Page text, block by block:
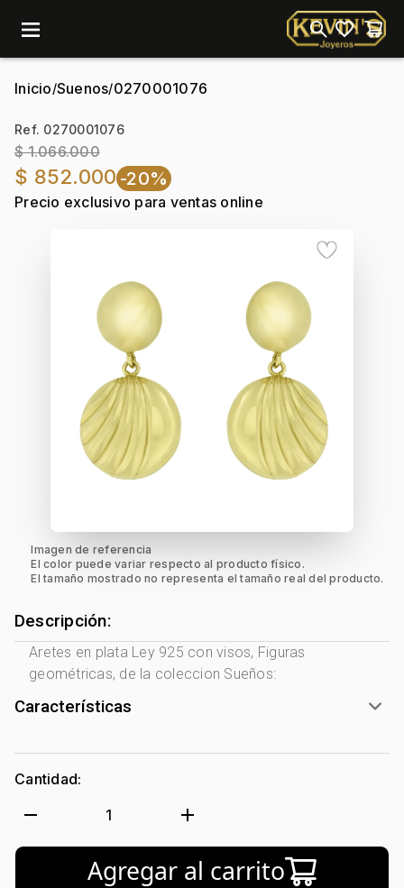
menu
Inicio/Suenos/0270001076
Ref. 0270001076
$ 1.066.000
$ 852.000-20%
Precio exclusivo para ventas online
Imagen de referencia
El color puede variar respecto al producto físico.
El tamaño mostrado no representa el tamaño real del producto.
Descripción:
Aretes en plata Ley 925 con visos, Figuras
geométricas, de la coleccion Sueños:
Características
Género: Mujer
Tono Metal:
Metal: Plata Ley 925
Figuras Geométricas
Colección: Sueños
Tipo de Broche: Mariposa
Cantidad:
remove 1 add
Agregar al carrito